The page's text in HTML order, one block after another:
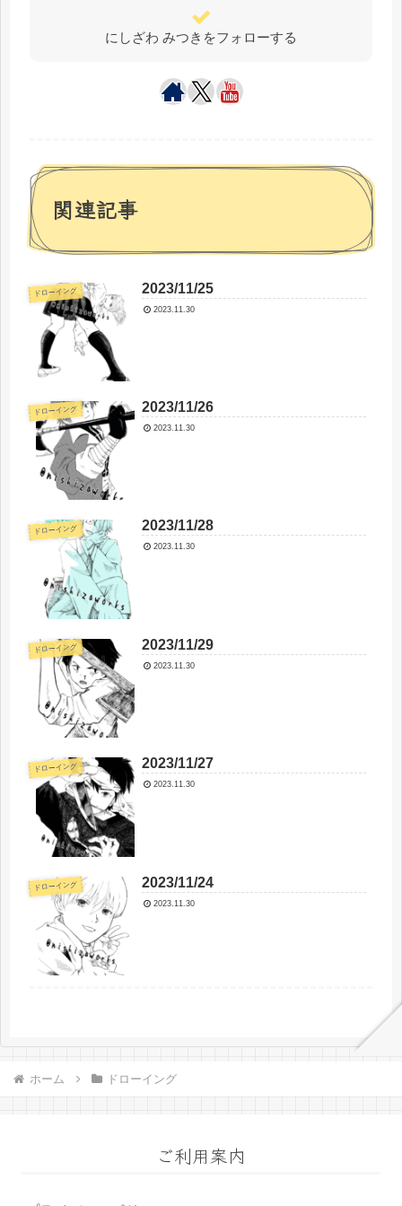
にしざわ みつきをフォローする
関連記事
ドローイング 2023/11/25
2023.11.30
ドローイング 2023/11/26
2023.11.30
ドローイング 2023/11/28
2023.11.30
ドローイング 2023/11/29
2023.11.30
ドローイング 2023/11/27
2023.11.30
ドローイング 2023/11/24
2023.11.30
ホーム ドローイング
ご利用案内